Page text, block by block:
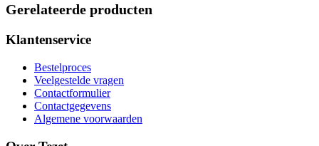
Gerelateerde producten
Klantenservice
Bestelproces
Veelgestelde vragen
Contactformulier
Contactgegevens
Algemene voorwaarden